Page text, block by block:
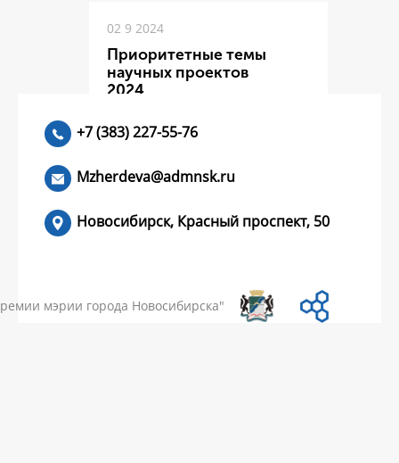
02 9 2024
Приоритетные темы
научных проектов
2024
ЧИТАТЬ >
+7 (383) 227-55-76
Mzherdeva@admnsk.ru
Новосибирск, Красный проспект, 50
мэрии города Новосибирска"